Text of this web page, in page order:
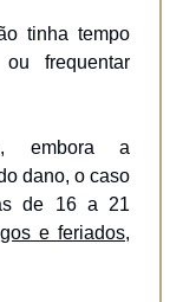
tinha tempo
frequentar
embora a
dano, o caso
de 16 a 21
e feriados,